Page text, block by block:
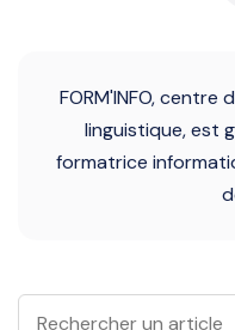
FORM'INFO,
linguistique, est
formatrice